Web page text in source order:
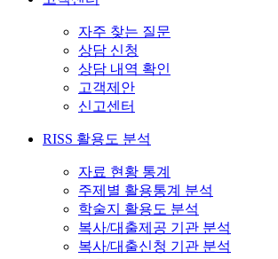
자주 찾는 질문
상담 신청
상담 내역 확인
고객제안
신고센터
RISS 활용도 분석
자료 현황 통계
주제별 활용통계 분석
학술지 활용도 분석
복사/대출제공 기관 분석
복사/대출신청 기관 분석